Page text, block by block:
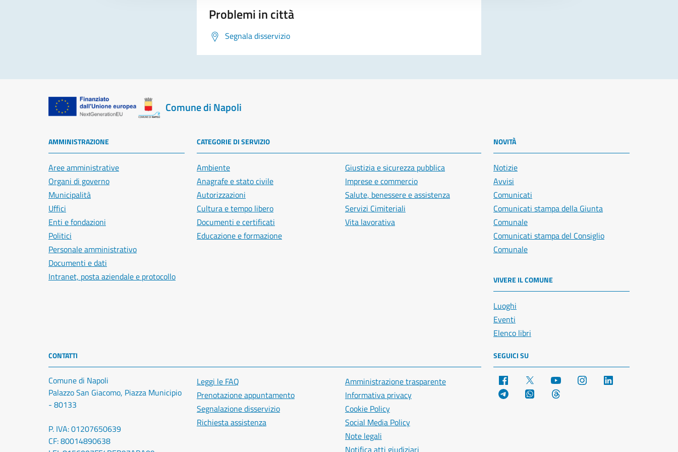
Problemi in città
Segnala disservizio
Comune di Napoli
AMMINISTRAZIONE
Aree amministrative
Organi di governo
Municipalità
Uffici
Enti e fondazioni
Politici
Personale amministrativo
Documenti e dati
Intranet, posta aziendale e protocollo
CATEGORIE DI SERVIZIO
Ambiente
Anagrafe e stato civile
Autorizzazioni
Cultura e tempo libero
Documenti e certificati
Educazione e formazione
Giustizia e sicurezza pubblica
Imprese e commercio
Salute, benessere e assistenza
Servizi Cimiteriali
Vita lavorativa
NOVITÀ
Notizie
Avvisi
Comunicati
Comunicati stampa della Giunta
Comunale
Comunicati stampa del Consiglio
Comunale
VIVERE IL COMUNE
Luoghi
Eventi
Elenco libri
CONTATTI
Comune di Napoli
Palazzo San Giacomo, Piazza Municipio
- 80133
P. IVA: 01207650639
CF: 80014890638
Leggi le FAQ
Prenotazione appuntamento
Segnalazione disservizio
Richiesta assistenza
Amministrazione trasparente
Informativa privacy
Cookie Policy
Social Media Policy
Note legali
SEGUICI SU
Facebook YouTube Instagram
Telegram WhatsApp